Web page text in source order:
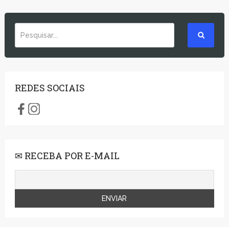
REDES SOCIAIS
✉ RECEBA POR E-MAIL